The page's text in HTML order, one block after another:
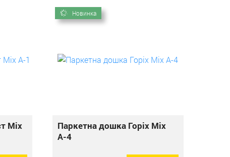
Mix
Новинка
Паркетна дошка Горіх Mix
А-4